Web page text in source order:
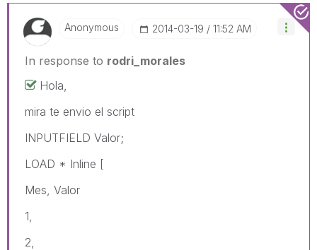
Anonymous ‎2014-03-19 11:52 AM
In response to rodri_morales
Hola,
mira te envio el script
INPUTFIELD Valor;
LOAD * Inline [
Mes, Valor
1,
2,